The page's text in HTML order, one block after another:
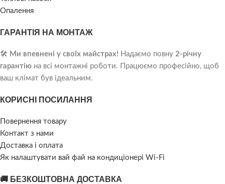
Опалення
ГАРАНТІЯ НА МОНТАЖ
🛠️ Ми впевнені у своїх майстрах! Надаємо повну 2-річну
гарантію на всі монтажні роботи. Працюємо професійно, щоб
ваш клімат був ідеальним.
КОРИСНІ ПОСИЛАННЯ
Повернення товару
Контакт з нами
Доставка і оплата
Як налаштувати вай фай на кондиціонері Wi-Fi
🚚 БЕЗКОШТОВНА ДОСТАВКА